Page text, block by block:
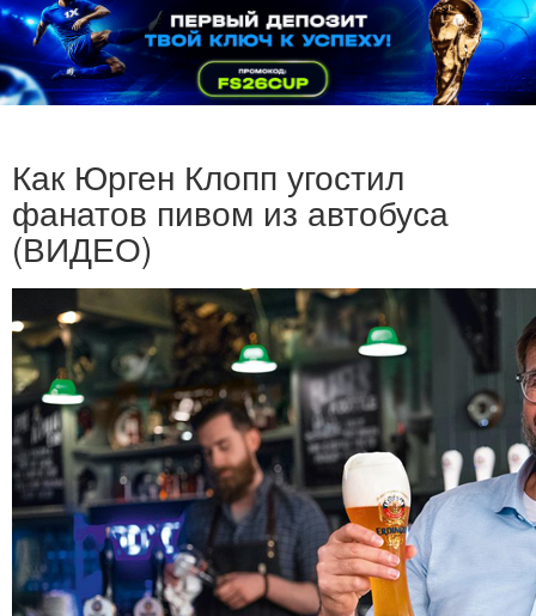
Как Юрген Клопп угостил
фанатов пивом из автобуса
(ВИДЕО)